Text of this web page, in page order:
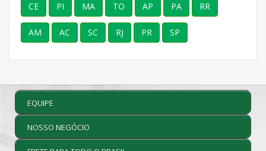
CE PI MA TO AP PA RR
AM AC SC RJ PR SP
EQUIPE
NOSSO NEGÓCIO